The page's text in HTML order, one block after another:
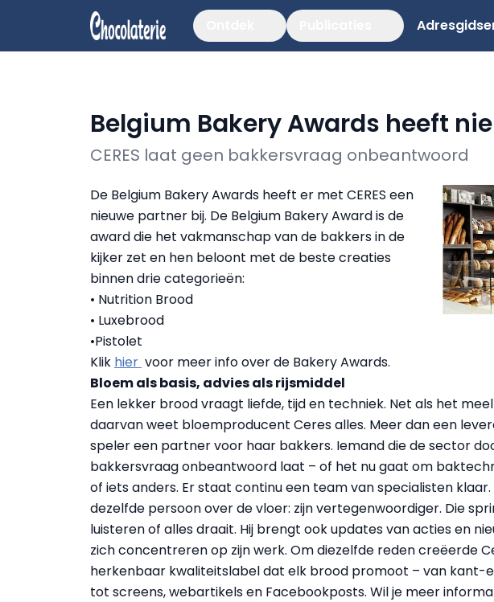
Belgium Bakery Awards heeft
CERES laat geen bakkersvraag onbeantwoord
De Belgium Bakery Awards heeft er met CERES een
nieuwe partner bij. De Belgium Bakery Award is de
award die het vakmanschap van de bakkers in de
kijker zet en hen beloont met de beste creaties
binnen drie categorieën:
• Nutrition Brood
• Luxebrood
•Pistolet
Klik hier voor meer info over de Bakery Awards.
Bloem als basis, advies als rijsmiddel
Een lekker brood vraagt liefde, tijd en techniek. Net als het
daarvan weet bloemproducent Ceres alles. Meer dan een
speler een partner voor haar bakkers. Iemand die de sector
bakkersvraag onbeantwoord laat – of het nu gaat om
of iets anders. Er staat continu een team van specialisten
dezelfde persoon over de vloer: zijn vertegenwoordiger. Die
luisteren of alles draait. Hij brengt ook updates van acties en
zich concentreren op zijn werk. Om diezelfde reden creëerde
herkenbaar kwaliteitslabel dat elk brood promoot – van kant-
tot screens, webartikels en Facebookposts. Wil je meer